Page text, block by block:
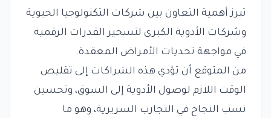
تبرز أهمية التعاون بين شركات التكنولوجيا الحيوية
وشركات الأدوية الكبرى لتسخير القدرات الرقمية
في مواجهة تحديات الأمراض المعقدة.
من المتوقع أن تؤدي هذه الشراكات إلى تقليص
الوقت اللازم لوصول الأدوية إلى السوق، وتحسين
نسب النجاح في التجارب السريرية، وهو ما